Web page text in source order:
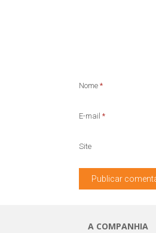
Nome *
E-mail *
Site
A COMPANHIA